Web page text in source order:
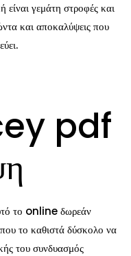
γεμάτη στροφές και
και αποκαλύψεις που
pdf
το online δωρεάν
το καθιστά δύσκολο να
του συνδυασμός